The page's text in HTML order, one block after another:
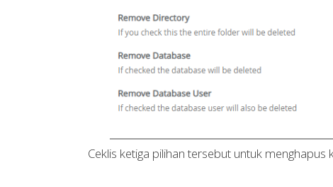
Ceklis ketiga pilihan tersebut untuk